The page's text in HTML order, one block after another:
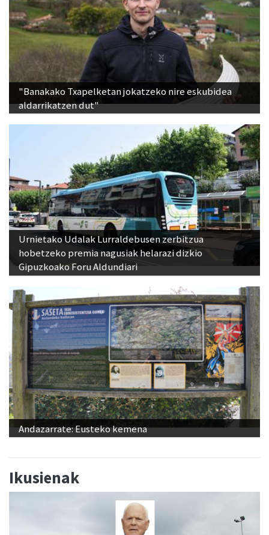
"Banakako Txapelketan jokatzeko nire eskubidea
aldarrikatzen dut"
Urnietako Udalak Lurraldebusen zerbitzua
hobetzeko premia nagusiak helarazi dizkio
Gipuzkoako Foru Aldundiari
Andazarrate: Eusteko kemena
Ikusienak